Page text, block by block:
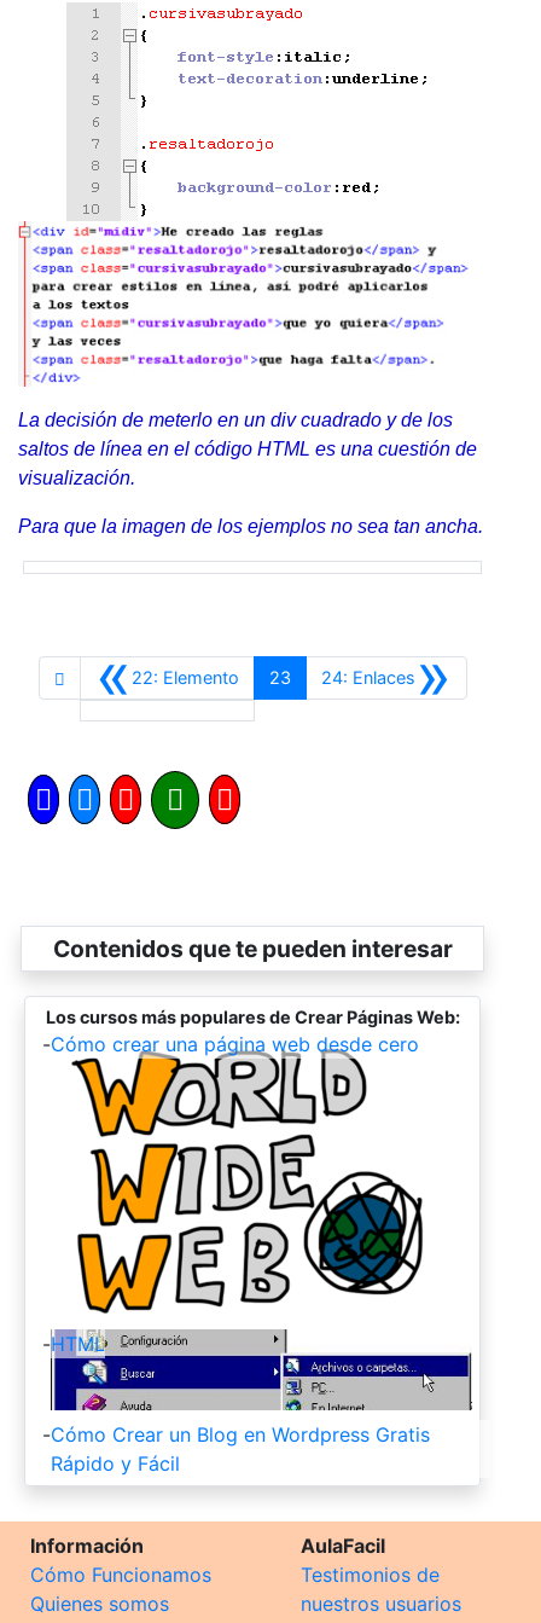
La decisión de meterlo en un div cuadrado y de los
saltos de línea en el código HTML es una cuestión de
visualización.
Para que la imagen de los ejemplos no sea tan ancha.
«22: Elemento
Anterior
23 »
24: EnlacesSiguiente
Contenidos que te pueden interesar
Los cursos más populares de Crear Páginas Web:
-Cómo crear una página web desde cero
-HTML
-Cómo Crear un Blog en Wordpress Gratis
Rápido y Fácil
Información
Cómo Funcionamos
Quienes somos
AulaFacil
Testimonios de
nuestros usuarios